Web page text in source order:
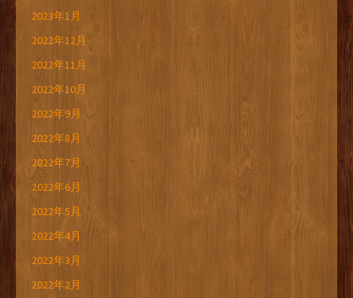
2023年1月
2022年12月
2022年11月
2022年10月
2022年9月
2022年8月
2022年7月
2022年6月
2022年5月
2022年4月
2022年3月
2022年2月